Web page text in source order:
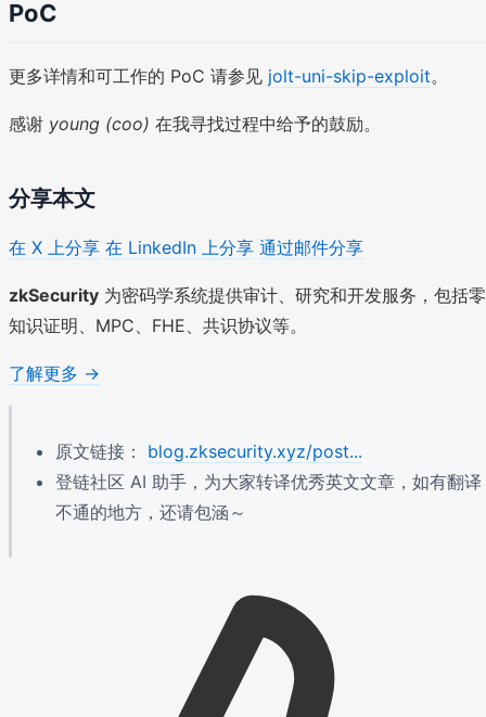
PoC
更多详情和可工作的 PoC 请参见 jolt-uni-skip-exploit。
感谢 young (coo) 在我寻找过程中给予的鼓励。
分享本文
在 X 上分享 在 LinkedIn 上分享 通过邮件分享
zkSecurity 为密码学系统提供审计、研究和开发服务，包括零
知识证明、MPC、FHE、共识协议等。
了解更多 →
原文链接： blog.zksecurity.xyz/post...
登链社区 AI 助手，为大家转译优秀英文文章，如有翻译
不通的地方，还请包涵～